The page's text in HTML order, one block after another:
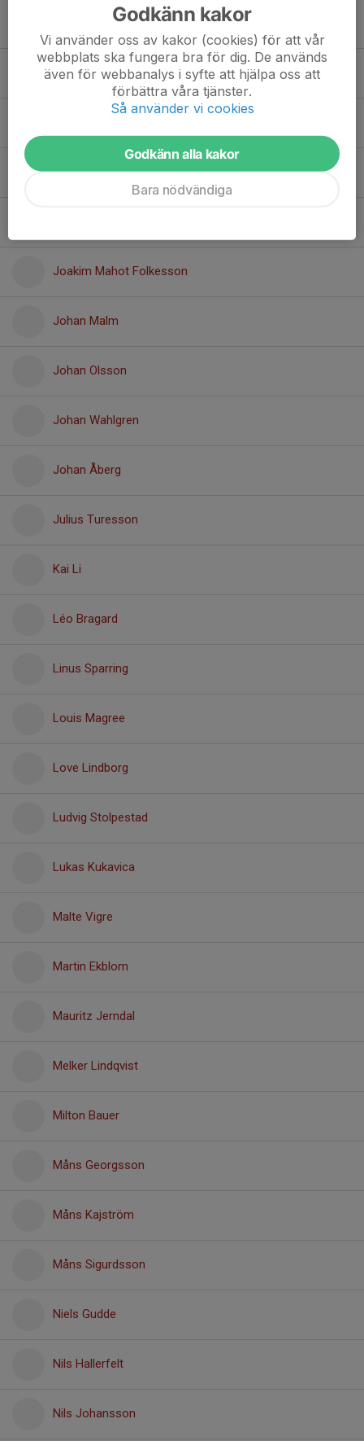
Hugo Arringe
Hugo Berggren
Jakob Kindlund
Joakim Mahot Folkesson
Johan Malm
Johan Olsson
Johan Wahlgren
Johan Åberg
Julius Turesson
Kai Li
Léo Bragard
Linus Sparring
Louis Magree
Love Lindborg
Ludvig Stolpestad
Lukas Kukavica
Malte Vigre
Martin Ekblom
Mauritz Jerndal
Melker Lindqvist
Milton Bauer
Måns Georgsson
Måns Kajström
Måns Sigurdsson
Niels Gudde
Nils Hallerfelt
Nils Johansson
Godkänn kakor
Vi använder oss av kakor (cookies) för att vår
webbplats ska fungera bra för dig. De används
även för webbanalys i syfte att hjälpa oss att
förbättra våra tjänster.
Så använder vi cookies
Godkänn alla kakor
Bara nödvändiga